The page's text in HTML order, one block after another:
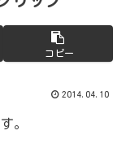
コピー
2014.04.10
。